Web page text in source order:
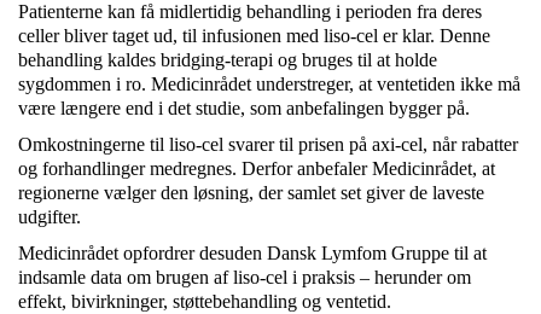
Patienterne kan få midlertidig behandling i perioden fra deres
celler bliver taget ud, til infusionen med liso-cel er klar. Denne
behandling kaldes bridging-terapi og bruges til at holde
sygdommen i ro. Medicinrådet understreger, at ventetiden ikke må
være længere end i det studie, som anbefalingen bygger på.
Omkostningerne til liso-cel svarer til prisen på axi-cel, når rabatter
og forhandlinger medregnes. Derfor anbefaler Medicinrådet, at
regionerne vælger den løsning, der samlet set giver de laveste
udgifter.
Medicinrådet opfordrer desuden Dansk Lymfom Gruppe til at
indsamle data om brugen af liso-cel i praksis – herunder om
effekt, bivirkninger, støttebehandling og ventetid.